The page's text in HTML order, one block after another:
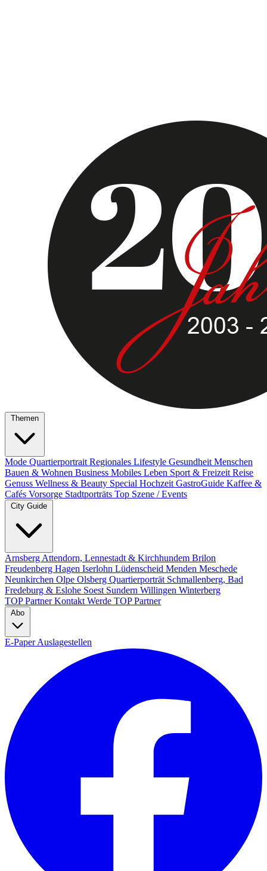
Themen
Mode Quartierportrait Regionales Lifestyle Gesundheit Menschen
Bauen & Wohnen Business Mobiles Leben Sport & Freizeit Reise
Genuss Wellness & Beauty Special Hochzeit GastroGuide Kaffee &
Cafés Vorsorge Stadtporträts Top Szene / Events
City Guide
Arnsberg Attendorn, Lennestadt & Kirchhundem Brilon
Freudenberg Hagen Iserlohn Lüdenscheid Menden Meschede
Neunkirchen Olpe Olsberg Quartierporträt Schmallenberg, Bad
Fredeburg & Eslohe Soest Sundern Willingen Winterberg
TOP PartnerKontakt Werde TOP Partner
Abo
E-PaperAuslagestellen